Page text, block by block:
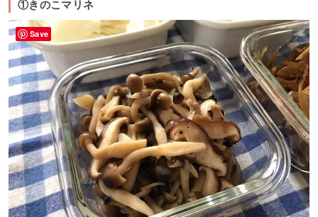
①きのこマリネ
Save